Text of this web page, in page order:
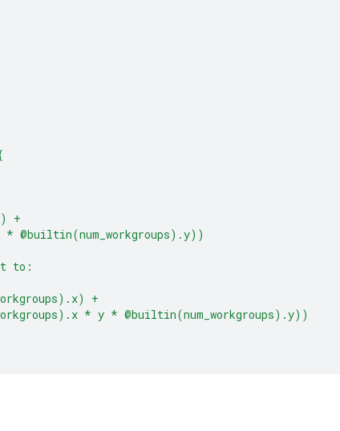
+
@builtin(num_workgroups).y))
to:
+
* y * @builtin(num_workgroups).y))